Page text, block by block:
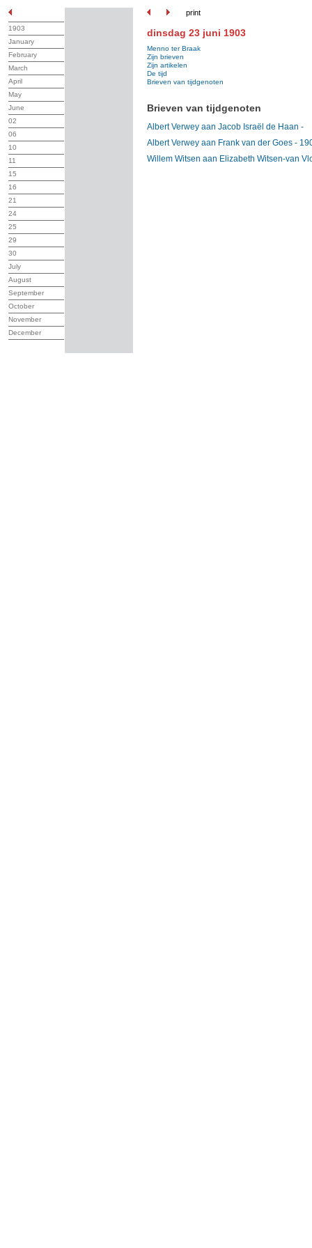
print
1903
January
February
March
April
May
June
02
06
10
11
15
16
21
24
25
29
30
July
August
September
October
November
December
dinsdag 23 juni 1903
Menno ter Braak
Zijn brieven
Zijn artikelen
De tijd
Brieven van tijdgenoten
Brieven van tijdgenoten
Albert Verwey aan Jacob Israël de Haan -
Albert Verwey aan Frank van der Goes -
Willem Witsen aan Elizabeth Witsen-van